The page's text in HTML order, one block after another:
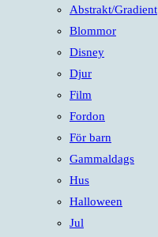
Abstrakt/Gradient
Blommor
Disney
Djur
Film
Fordon
För barn
Gammaldags
Hus
Halloween
Jul